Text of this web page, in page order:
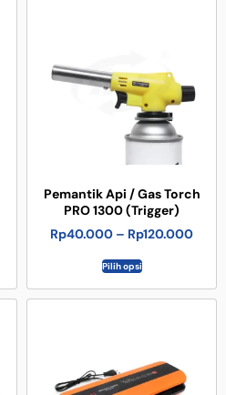
Pemantik Api / Gas Torch
PRO 1300 (Trigger)
Rp40.000 – Rp120.000
Pilih opsi